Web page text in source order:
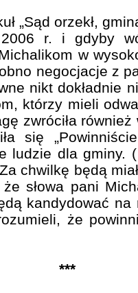
„Sąd orzekł,
r. i gdyby
w
negocjacje z
nikt dokładnie
którzy mieli
zwróciła
się
ludzie dla gminy.
chwilkę będą
słowa pani
kandydować na
że
***